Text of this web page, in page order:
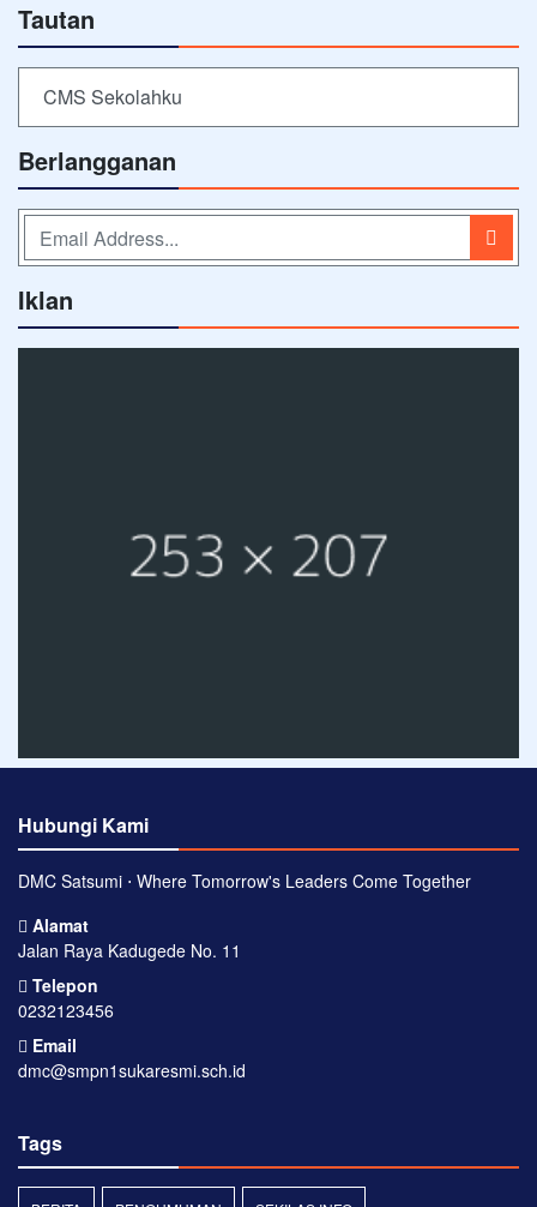
Tautan
CMS Sekolahku
Berlangganan
Iklan
Hubungi Kami
DMC Satsumi ⋅ Where Tomorrow's Leaders Come Together
Alamat
Jalan Raya Kadugede No. 11
Telepon
0232123456
Email
dmc@smpn1sukaresmi.sch.id
Tags